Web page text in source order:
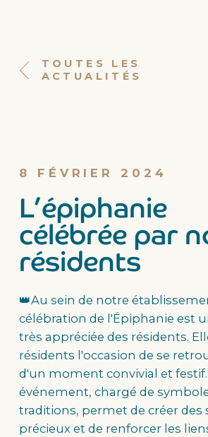
TOUTES LES
ACTUALITÉS
8 FÉVRIER 2024
L’épiphanie
célébrée par
résidents
👑Au sein de notre
célébration de l'Épiphanie est
très appréciée des résidents.
résidents l'occasion de se
d'un moment convivial et festif.
événement, chargé de
traditions, permet de créer des
précieux et de renforcer les